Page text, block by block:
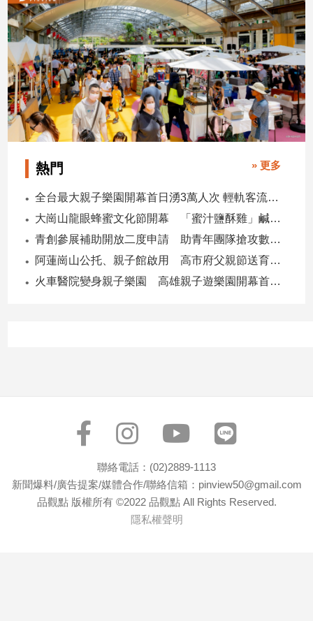
建
築/
室
內
設
計
旅
遊/
美
命
理
消
推
熱門 » 更多
全台最大親子樂園開幕首日湧3萬人次 輕軌客流增20倍
大崗山龍眼蜂蜜文化節開幕 「蜜汁鹽酥雞」鹹甜跨界搶話題
青創參展補助開放二度申請 助青年團隊搶攻數位轉型商機
阿蓮崗山公托、親子館啟用 高市府父親節送育兒暖禮
火車醫院變身親子樂園 高雄親子遊樂園開幕首日爆棚
聯絡電話：(02)2889-1113
新聞爆料/廣告提案/媒體合作/聯絡信箱：pinview50@gmail.com
品觀點 版權所有 ©2022 品觀點 All Rights Reserved.
隱私權聲明